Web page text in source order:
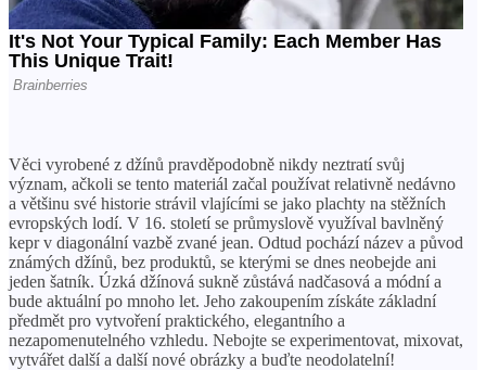
Věci vyrobené z džínů pravděpodobně nikdy neztratí svůj
význam, ačkoli se tento materiál začal používat relativně nedávno
a většinu své historie strávil vlajícími se jako plachty na stěžních
evropských lodí. V 16. století se průmyslově využíval bavlněný
kepr v diagonální vazbě zvané jean. Odtud pochází název a původ
známých džínů, bez produktů, se kterými se dnes neobejde ani
jeden šatník. Úzká džínová sukně zůstává nadčasová a módní a
bude aktuální po mnoho let. Jeho zakoupením získáte základní
předmět pro vytvoření praktického, elegantního a
nezapomenutelného vzhledu. Nebojte se experimentovat, mixovat,
vytvářet další a další nové obrázky a buďte neodolatelní!